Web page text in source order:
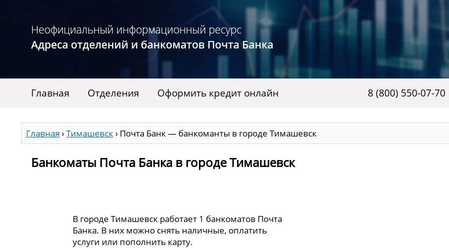
Главная Отделения Оформить кредит онлайн 8 (800) 550-07-70
Главная ›Тимашевск› Почта Банк — банкоманты в городе Тимашевск
Банкоматы Почта Банка в городе Тимашевск
В городе Тимашевск работает 1 банкоматов Почта
Банка. В них можно снять наличные, оплатить
услуги или пополнить карту.